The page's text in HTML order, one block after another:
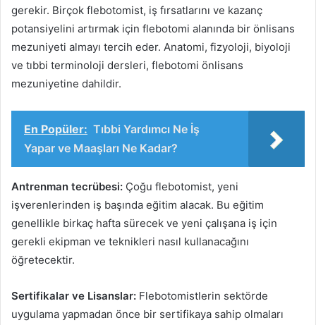
gerekir. Birçok flebotomist, iş fırsatlarını ve kazanç
potansiyelini artırmak için flebotomi alanında bir önlisans
mezuniyeti almayı tercih eder. Anatomi, fizyoloji, biyoloji
ve tıbbi terminoloji dersleri, flebotomi önlisans
mezuniyetine dahildir.
En Popüler: Tıbbi Yardımcı Ne İş
Yapar ve Maaşları Ne Kadar?
Antrenman tecrübesi: Çoğu flebotomist, yeni
işverenlerinden iş başında eğitim alacak. Bu eğitim
genellikle birkaç hafta sürecek ve yeni çalışana iş için
gerekli ekipman ve teknikleri nasıl kullanacağını
öğretecektir.
Sertifikalar ve Lisanslar: Flebotomistlerin sektörde
uygulama yapmadan önce bir sertifikaya sahip olmaları